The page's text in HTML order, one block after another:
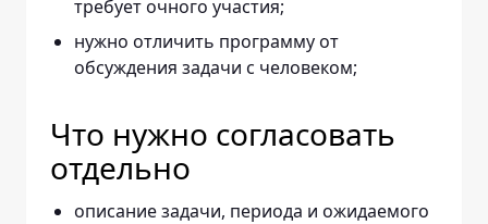
требует очного участия;
нужно отличить программу от
обсуждения задачи с человеком;
Что нужно согласовать
отдельно
описание задачи, периода и ожидаемого